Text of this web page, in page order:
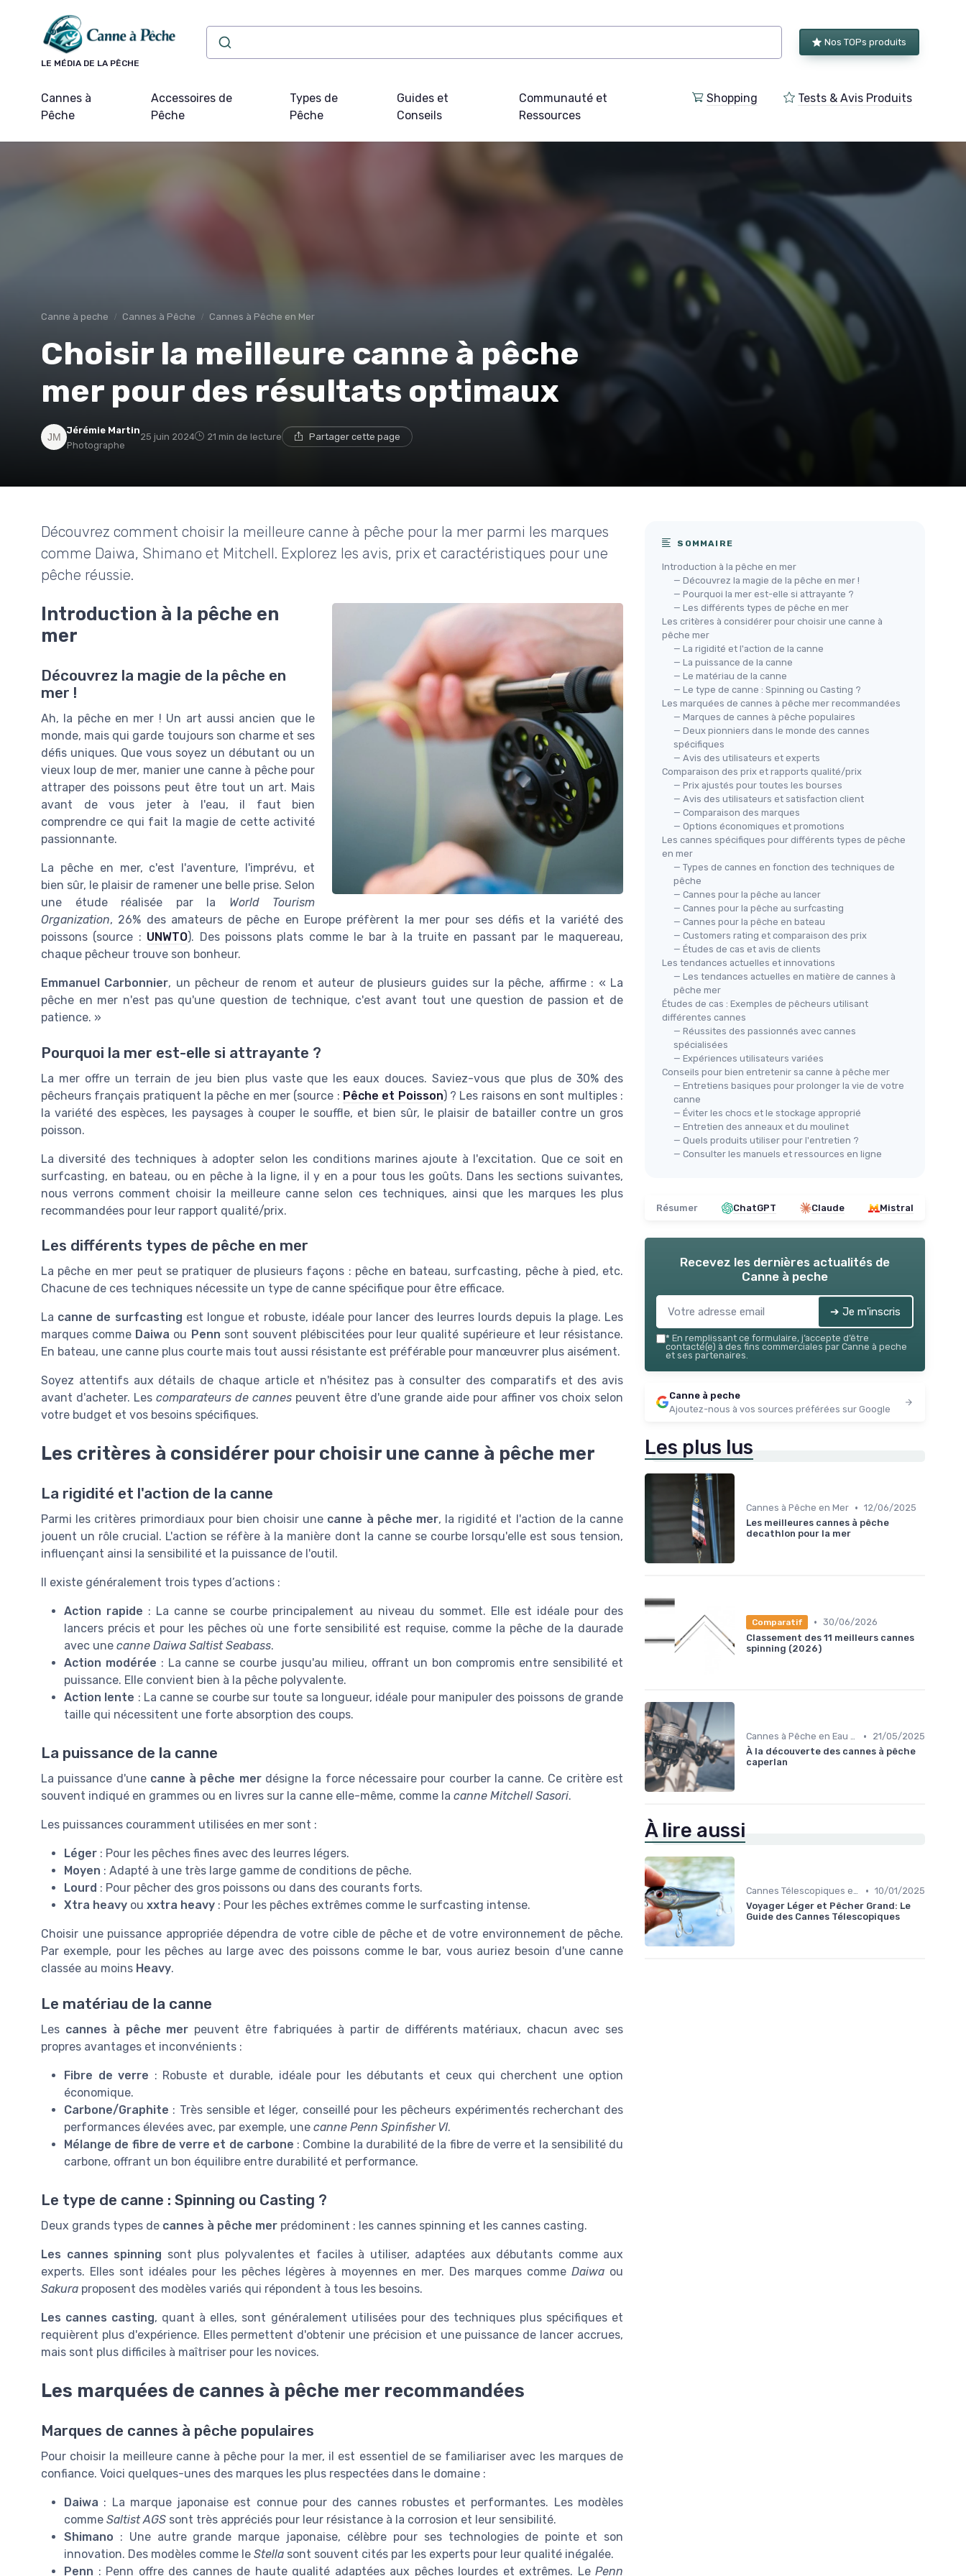
LE MÉDIA DE LA PÊCHE
Nos TOPs produits
Cannes à
Pêche
Accessoires de
Pêche
Types de
Pêche
Guides et
Conseils
Communauté et
Ressources
Shopping Tests & Avis Produits
Canne à peche Cannes à Pêche Cannes à Pêche en Mer
Choisir la meilleure canne à pêche
mer pour des résultats optimaux
Jérémie Martin
Photographe
25 juin 2024 21 min de lecture Partager cette page
Découvrez comment choisir la meilleure canne à pêche pour la mer parmi les marques
comme Daiwa, Shimano et Mitchell. Explorez les avis, prix et caractéristiques pour une
pêche réussie.
Introduction à la pêche en
mer
Découvrez la magie de la pêche en
mer !
Ah, la pêche en mer ! Un art aussi ancien que le
monde, mais qui garde toujours son charme et ses
défis uniques. Que vous soyez un débutant ou un
vieux loup de mer, manier une canne à pêche pour
attraper des poissons peut être tout un art. Mais
avant de vous jeter à l'eau, il faut bien
comprendre ce qui fait la magie de cette activité
passionnante.
La pêche en mer, c'est l'aventure, l'imprévu, et
bien sûr, le plaisir de ramener une belle prise. Selon
une étude réalisée par la World Tourism
Organization, 26% des amateurs de pêche en Europe préfèrent la mer pour ses défis et la variété des
poissons (source : UNWTO). Des poissons plats comme le bar à la truite en passant par le maquereau,
chaque pêcheur trouve son bonheur.
Emmanuel Carbonnier, un pêcheur de renom et auteur de plusieurs guides sur la pêche, affirme : « La
pêche en mer n'est pas qu'une question de technique, c'est avant tout une question de passion et de
patience. »
Pourquoi la mer est-elle si attrayante ?
La mer offre un terrain de jeu bien plus vaste que les eaux douces. Saviez-vous que plus de 30% des
pêcheurs français pratiquent la pêche en mer (source : Pêche et Poisson) ? Les raisons en sont multiples :
la variété des espèces, les paysages à couper le souffle, et bien sûr, le plaisir de batailler contre un gros
poisson.
La diversité des techniques à adopter selon les conditions marines ajoute à l'excitation. Que ce soit en
surfcasting, en bateau, ou en pêche à la ligne, il y en a pour tous les goûts. Dans les sections suivantes,
nous verrons comment choisir la meilleure canne selon ces techniques, ainsi que les marques les plus
recommandées pour leur rapport qualité/prix.
Les différents types de pêche en mer
La pêche en mer peut se pratiquer de plusieurs façons : pêche en bateau, surfcasting, pêche à pied, etc.
Chacune de ces techniques nécessite un type de canne spécifique pour être efficace.
La canne de surfcasting est longue et robuste, idéale pour lancer des leurres lourds depuis la plage. Les
marques comme Daiwa ou Penn sont souvent plébiscitées pour leur qualité supérieure et leur résistance.
En bateau, une canne plus courte mais tout aussi résistante est préférable pour manœuvrer plus aisément.
Soyez attentifs aux détails de chaque article et n'hésitez pas à consulter des comparatifs et des avis
avant d'acheter. Les comparateurs de cannes peuvent être d'une grande aide pour affiner vos choix selon
votre budget et vos besoins spécifiques.
Les critères à considérer pour choisir une canne à pêche mer
La rigidité et l'action de la canne
Parmi les critères primordiaux pour bien choisir une canne à pêche mer, la rigidité et l'action de la canne
jouent un rôle crucial. L'action se réfère à la manière dont la canne se courbe lorsqu'elle est sous tension,
influençant ainsi la sensibilité et la puissance de l'outil.
Il existe généralement trois types d’actions :
Action rapide : La canne se courbe principalement au niveau du sommet. Elle est idéale pour des
lancers précis et pour les pêches où une forte sensibilité est requise, comme la pêche de la daurade
avec une canne Daiwa Saltist Seabass.
Action modérée : La canne se courbe jusqu'au milieu, offrant un bon compromis entre sensibilité et
puissance. Elle convient bien à la pêche polyvalente.
Action lente : La canne se courbe sur toute sa longueur, idéale pour manipuler des poissons de grande
taille qui nécessitent une forte absorption des coups.
La puissance de la canne
La puissance d'une canne à pêche merdésigne la force nécessaire pour courber la canne. Ce critère est
souvent indiqué en grammes ou en livres sur la canne elle-même, comme la canne Mitchell Sasori.
Les puissances couramment utilisées en mer sont :
Léger : Pour les pêches fines avec des leurres légers.
Moyen : Adapté à une très large gamme de conditions de pêche.
Lourd : Pour pêcher des gros poissons ou dans des courants forts.
Xtra heavy ou xxtra heavy : Pour les pêches extrêmes comme le surfcasting intense.
Choisir une puissance appropriée dépendra de votre cible de pêche et de votre environnement de pêche.
Par exemple, pour les pêches au large avec des poissons comme le bar, vous auriez besoin d'une canne
classée au moins Heavy.
Le matériau de la canne
Les cannes à pêche mer peuvent être fabriquées à partir de différents matériaux, chacun avec ses
propres avantages et inconvénients :
Fibre de verre : Robuste et durable, idéale pour les débutants et ceux qui cherchent une option
économique.
Carbone/Graphite : Très sensible et léger, conseillé pour les pêcheurs expérimentés recherchant des
performances élevées avec, par exemple, une canne Penn Spinfisher VI.
Mélange de fibre de verre et de carbone : Combine la durabilité de la fibre de verre et la sensibilité du
carbone, offrant un bon équilibre entre durabilité et performance.
Le type de canne : Spinning ou Casting ?
Deux grands types de cannes à pêche mer prédominent : les cannes spinning et les cannes casting.
Les cannes spinning sont plus polyvalentes et faciles à utiliser, adaptées aux débutants comme aux
experts. Elles sont idéales pour les pêches légères à moyennes en mer. Des marques comme Daiwa ou
Sakura proposent des modèles variés qui répondent à tous les besoins.
Les cannes casting, quant à elles, sont généralement utilisées pour des techniques plus spécifiques et
requièrent plus d'expérience. Elles permettent d'obtenir une précision et une puissance de lancer accrues,
mais sont plus difficiles à maîtriser pour les novices.
Les marquées de cannes à pêche mer recommandées
Marques de cannes à pêche populaires
Pour choisir la meilleure canne à pêche pour la mer, il est essentiel de se familiariser avec les marques de
confiance. Voici quelques-unes des marques les plus respectées dans le domaine :
Daiwa : La marque japonaise est connue pour des cannes robustes et performantes. Les modèles
comme Saltist AGS sont très appréciés pour leur résistance à la corrosion et leur sensibilité.
Shimano : Une autre grande marque japonaise, célèbre pour ses technologies de pointe et son
innovation. Des modèles comme le Stella sont souvent cités par les experts pour leur qualité inégalée.
Penn : Penn offre des cannes de haute qualité adaptées aux pêches lourdes et extrêmes. Le Penn
SOMMAIRE
Introduction à la pêche en mer
— Découvrez la magie de la pêche en mer !
— Pourquoi la mer est-elle si attrayante ?
— Les différents types de pêche en mer
Les critères à considérer pour choisir une canne à
pêche mer
— La rigidité et l'action de la canne
— La puissance de la canne
— Le matériau de la canne
— Le type de canne : Spinning ou Casting ?
Les marquées de cannes à pêche mer recommandées
— Marques de cannes à pêche populaires
— Deux pionniers dans le monde des cannes
spécifiques
— Avis des utilisateurs et experts
Comparaison des prix et rapports qualité/prix
— Prix ajustés pour toutes les bourses
— Avis des utilisateurs et satisfaction client
— Comparaison des marques
— Options économiques et promotions
Les cannes spécifiques pour différents types de pêche
en mer
— Types de cannes en fonction des techniques de
pêche
— Cannes pour la pêche au lancer
— Cannes pour la pêche au surfcasting
— Cannes pour la pêche en bateau
— Customers rating et comparaison des prix
— Études de cas et avis de clients
Les tendances actuelles et innovations
— Les tendances actuelles en matière de cannes à
pêche mer
Études de cas : Exemples de pêcheurs utilisant
différentes cannes
— Réussites des passionnés avec cannes
spécialisées
— Expériences utilisateurs variées
Conseils pour bien entretenir sa canne à pêche mer
— Entretiens basiques pour prolonger la vie de votre
canne
— Éviter les chocs et le stockage approprié
— Entretien des anneaux et du moulinet
— Quels produits utiliser pour l'entretien ?
— Consulter les manuels et ressources en ligne
Résumer ChatGPT Claude Mistral
Recevez les dernières actualités de
Canne à peche
➔ Je m'inscris
* En remplissant ce formulaire, j’accepte d’être
contacté(e) à des fins commerciales par Canne à peche
et ses partenaires.
Canne à peche
Ajoutez-nous à vos sources préférées sur Google
Les plus lus
Cannes à Pêche en Mer • 12/06/2025
Les meilleures cannes à pêche
decathlon pour la mer
Comparatif • 30/06/2026
Classement des 11 meilleurs cannes
spinning (2026)
Cannes à Pêche en Eau Douce •
21/05/2025
À la découverte des cannes à pêche
caperlan
À lire aussi
Cannes Télescopiques et Voyage • 10/01/2025
Voyager Léger et Pêcher Grand: Le
Guide des Cannes Télescopiques